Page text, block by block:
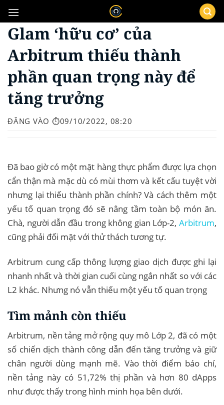
qua
nội
dung
Glam ‘hữu cơ’ của
Arbitrum thiếu thành
phần quan trọng này để
tăng trưởng
ĐĂNG VÀO ⏱️09/10/2022, 08:20
Đã bao giờ có một mặt hàng thực phẩm được lựa chọn
cẩn thận mà mặc dù có mùi thơm và kết cấu tuyệt vời
nhưng lại thiếu thành phần chính? Và cách thêm một
yếu tố quan trọng đó sẽ nâng tầm toàn bộ món ăn.
Chà, người dẫn đầu trong không gian Lớp-2, Arbitrum,
cũng phải đối mặt với thử thách tương tự.
Arbitrum cung cấp thông lượng giao dịch được ghi lại
nhanh nhất và thời gian cuối cùng ngắn nhất so với các
L2 khác. Nhưng nó vẫn thiếu một yếu tố quan trọng
Tìm mảnh còn thiếu
Arbitrum, nền tảng mở rộng quy mô Lớp 2, đã có một
số chiến dịch thành công dẫn đến tăng trưởng và giữ
chân người dùng mạnh mẽ. Vào thời điểm báo chí,
nền tảng này có 51,72% thị phần và hơn 80 dApps
như được thấy trong hình minh họa bên dưới.